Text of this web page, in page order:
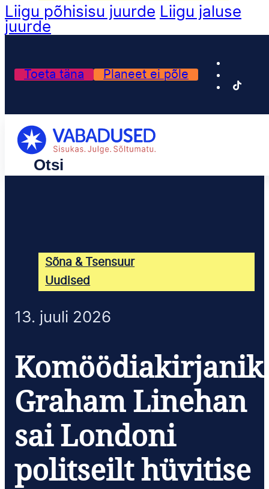
Liigu põhisisu juurde Liigu jaluse
juurde
Toeta täna Planeet ei põle
Sõna & Tsensuur
Uudised
13. juuli 2026
Komöödiakirjanik
Graham Linehan
sai Londoni
politseilt hüvitise